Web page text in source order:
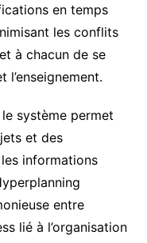
en temps
les conflits
à chacun de se
l’enseignement.
le système permet
et des
informations
entre
lié à l’organisation